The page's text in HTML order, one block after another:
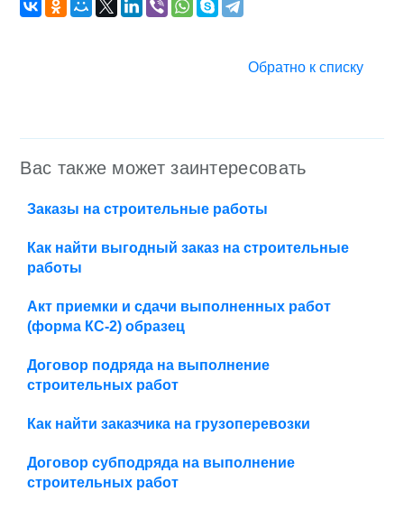
Обратно к списку
Вас также может заинтересовать
Заказы на строительные работы
Как найти выгодный заказ на строительные
работы
Акт приемки и сдачи выполненных работ
(форма КС-2) образец
Договор подряда на выполнение
строительных работ
Как найти заказчика на грузоперевозки
Договор субподряда на выполнение
строительных работ